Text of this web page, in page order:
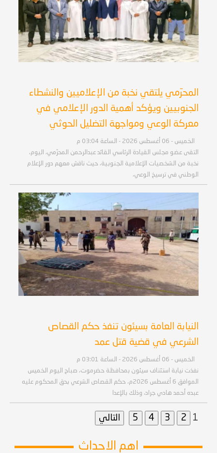
المحرّمي يلتقي نخبة من الإعلاميين والنشطاء
الجنوبيين ويؤكد أهمية الدور الإعلامي في
معركة الوعي ومواجهة التضليل الحوثي
الخميس - 06 أغسطس 2026 - الساعة 03:04 م
التقى عضو مجلس القيادة الرئاسي القائد عبدالرحمن المحرّمي، اليوم،
نخبة من الشخصيات الإعلامية الجنوبية، حيث ناقش معهم دور الإعلام
الوطني في ترسيخ الوعي،
النيابة العامة بسيئون تنفذ حكم القصاص
الشرعي في قضية قتل عمد
الخميس - 06 أغسطس 2026 - الساعة 03:01 م
نفذت نيابة استئناف سيئون بمحافظة حضرموت، صباح اليوم الخميس
الموافق 6 أغسطس 2026م، حكم القصاص الشرعي بحق المحكوم عليه
عبده أحمد هادي جراد، وذلك بالإعدا
1
اهم الاحداث